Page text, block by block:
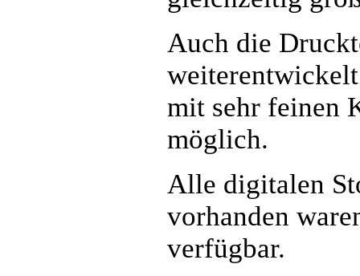
Auch die
mit sehr feinen
möglich.
Alle digitalen
vorhanden
verfügbar.